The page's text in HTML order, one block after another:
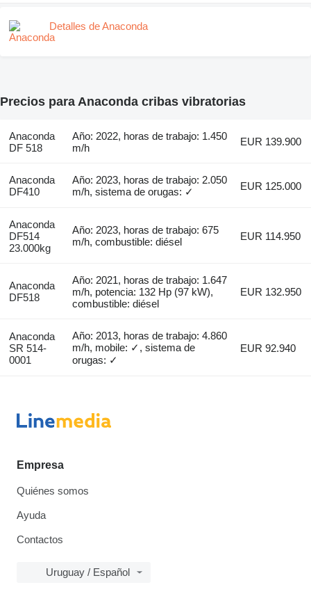
Detalles de Anaconda
Precios para Anaconda cribas vibratorias
Anaconda
DF 518
Año: 2022, horas de trabajo: 1.450
m/h
EUR 139.900
Anaconda
DF410
Año: 2023, horas de trabajo: 2.050
m/h, sistema de orugas: ✓
EUR 125.000
Anaconda
DF514
23.000kg
Año: 2023, horas de trabajo: 675
m/h, combustible: diésel
EUR 114.950
Anaconda
DF518
Año: 2021, horas de trabajo: 1.647
m/h, potencia: 132 Hp (97 kW),
combustible: diésel
EUR 132.950
Anaconda
SR 514-
0001
Año: 2013, horas de trabajo: 4.860
m/h, mobile: ✓, sistema de
orugas: ✓
EUR 92.940
Empresa
Quiénes somos
Ayuda
Contactos
Uruguay / Español